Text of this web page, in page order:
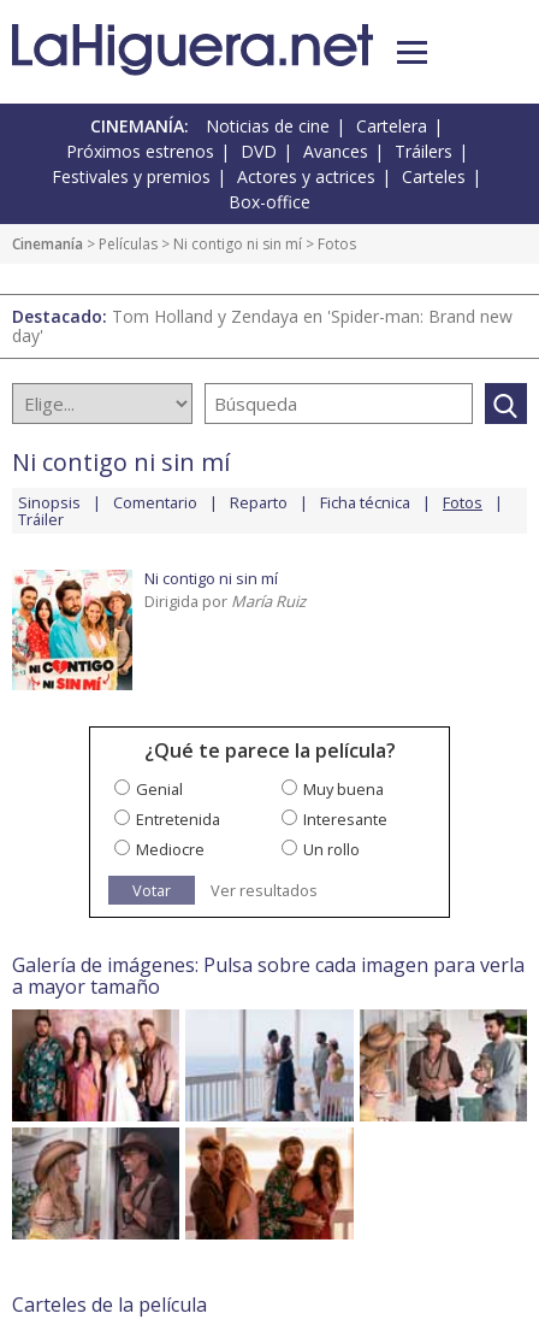
CINEMANÍA: Noticias de cine
Cartelera
Próximos estrenos
DVD Avances
Tráilers
Festivales y premios
Actores y actrices
Carteles
Box-office
Cinemanía > Películas > Ni contigo ni sin mí > Fotos
Destacado: Tom Holland y Zendaya en 'Spider-man: Brand new
day'
Ni contigo ni sin mí
Sinopsis Comentario Reparto Ficha técnica Fotos
Tráiler
Ni contigo ni sin mí
Dirigida por María Ruiz
¿Qué te parece la película?
Genial
Muy buena
Entretenida
Interesante
Mediocre
Un rollo
Votar
Ver resultados
Galería de imágenes: Pulsa sobre cada imagen para verla
a mayor tamaño
Carteles de la película